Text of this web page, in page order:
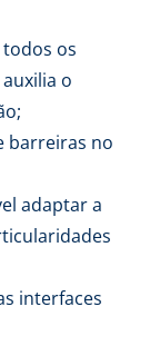
os
o
barreiras no
adaptar a
interfaces